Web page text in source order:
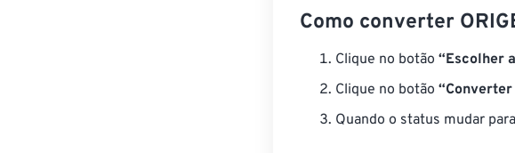
Como converter
Clique no botão “Escolher
Clique no botão “Converter
Quando o status mudar